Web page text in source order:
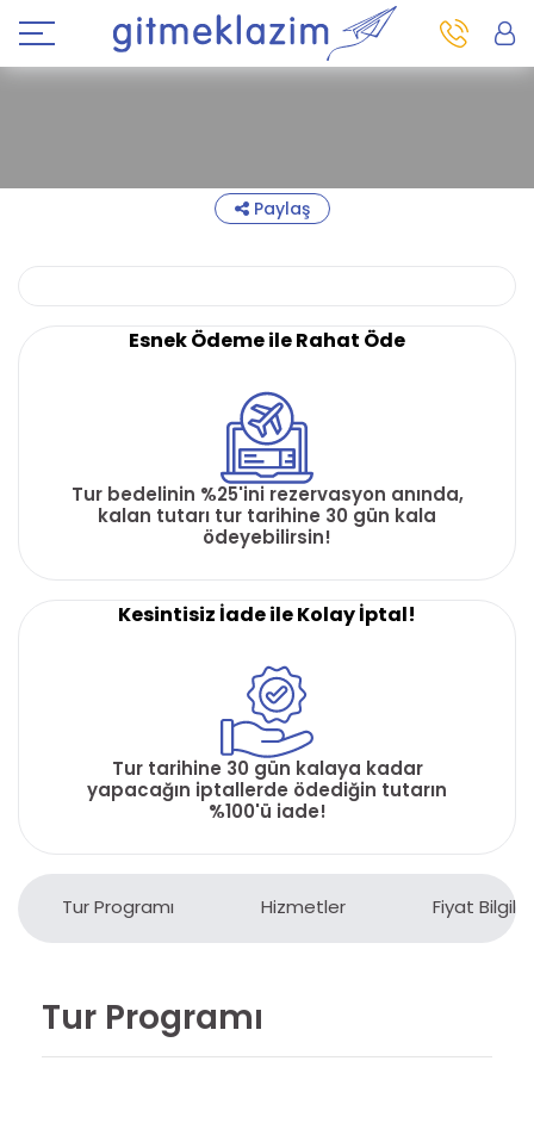
Paylaş
Esnek Ödeme ile Rahat Öde
Tur bedelinin %25'ini rezervasyon anında,
kalan tutarı tur tarihine 30 gün kala
ödeyebilirsin!
Kesintisiz İade ile Kolay İptal!
Tur tarihine 30 gün kalaya kadar
yapacağın iptallerde ödediğin tutarın
%100'ü iade!
Tur Programı Hizmetler Fiyat
Tur Programı